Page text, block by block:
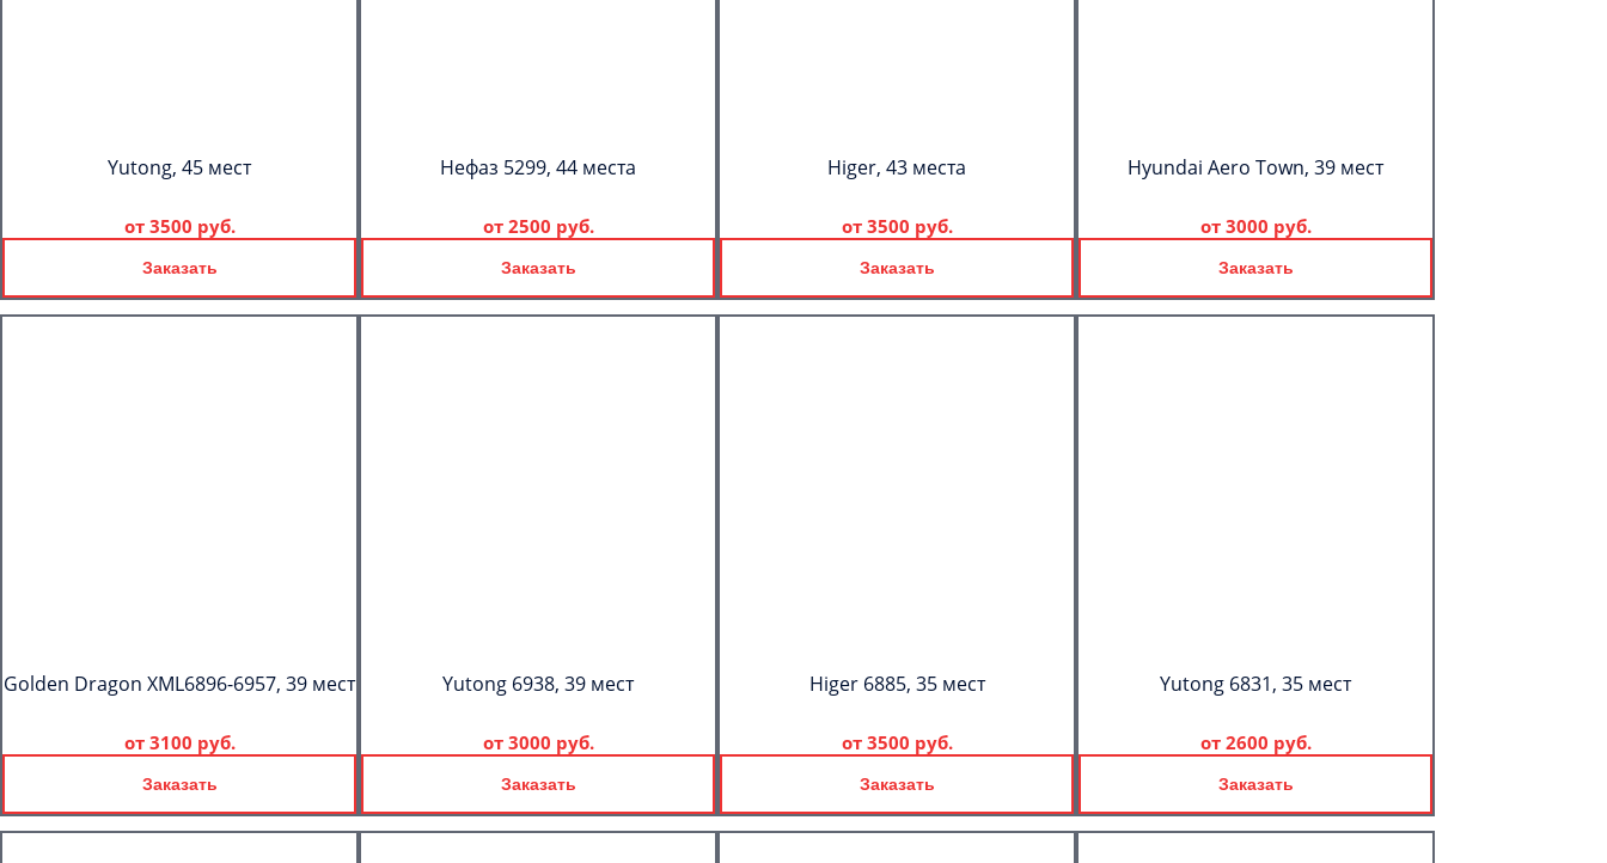
Yutong, 45 мест
от 3500 руб.
Заказать
Нефаз 5299, 44 места
от 2500 руб.
Заказать
Higer, 43 места
от 3500 руб.
Заказать
Hyundai Aero Town, 39 мест
от 3000 руб.
Заказать
Golden Dragon XML6896-6957, 39 мест
от 3100 руб.
Заказать
Yutong 6938, 39 мест
от 3000 руб.
Заказать
Higer 6885, 35 мест
от 3500 руб.
Заказать
Yutong 6831, 35 мест
от 2600 руб.
Заказать